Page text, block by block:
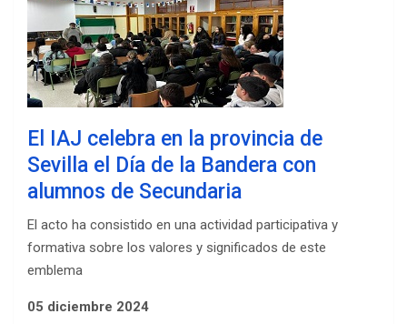
El IAJ celebra en la provincia de
Sevilla el Día de la Bandera con
alumnos de Secundaria
El acto ha consistido en una actividad participativa y
formativa sobre los valores y significados de este
emblema
05 diciembre 2024